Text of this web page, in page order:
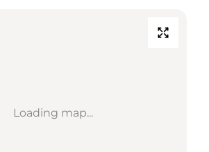
Loading map...